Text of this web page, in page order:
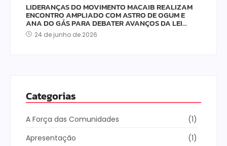
LIDERANÇAS DO MOVIMENTO MACAIB REALIZAM
ENCONTRO AMPLIADO COM ASTRO DE OGUM E
ANA DO GÁS PARA DEBATER AVANÇOS DA LEI…
24 de junho de 2026
Categorias
A Força das Comunidades
(1)
Apresentação
(1)